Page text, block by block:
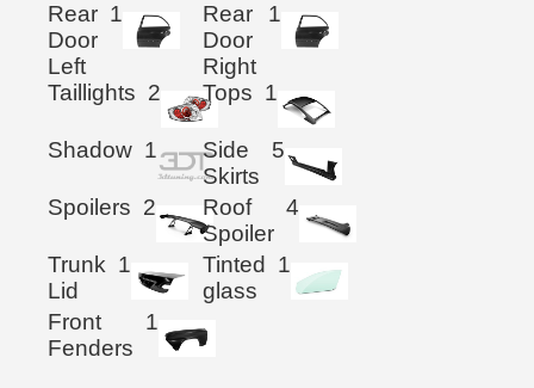
Rear
Door
Left
1
Rear
Door
Right
1
Taillights 2 Tops 1
Shadow 1
Side
Skirts
5
Spoilers 2
Roof
Spoiler
4
Trunk
Lid
1
Tinted
glass
1
Front
Fenders
1